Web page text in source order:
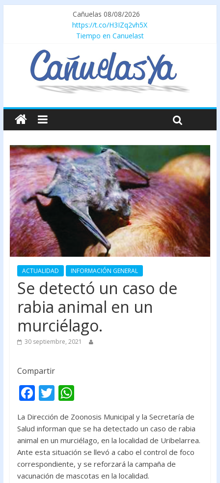
Cañuelas 08/08/2026
https://t.co/H3IZq2vh5X
Tiempo en Canuelast
ACTUALIDAD INFORMACIÓN GENERAL
Se detectó un caso de
rabia animal en un
murciélago.
30 septiembre, 2021
Compartir
F
e
b
o
o
T
w
itt
er
W
at
s
A
p
La Dirección de Zoonosis Municipal y la Secretaría de
Salud informan que se ha detectado un caso de rabia
animal en un murciélago, en la localidad de Uribelarrea.
Ante esta situación se llevó a cabo el control de foco
correspondiente, y se reforzará la campaña de
vacunación de mascotas en la localidad.